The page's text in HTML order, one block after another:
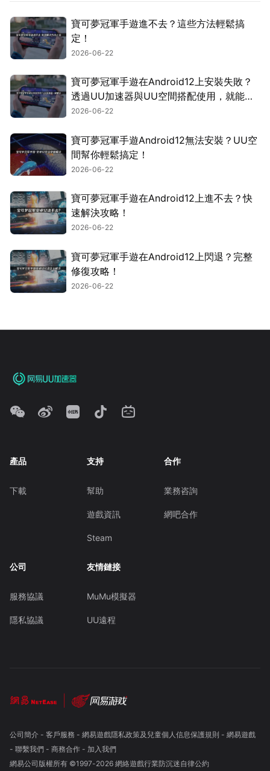
寶可夢冠軍手遊進不去？這些方法輕鬆搞
定！
2026-06-22
寶可夢冠軍手遊在Android12上安裝失敗？
透過UU加速器與UU空間搭配使用，就能輕
鬆搞定！
2026-06-22
寶可夢冠軍手遊Android12無法安裝？UU空
間幫你輕鬆搞定！
2026-06-22
寶可夢冠軍手遊在Android12上進不去？快
速解決攻略！
2026-06-22
寶可夢冠軍手遊在Android12上閃退？完整
修復攻略！
2026-06-22
產品
下載
支持
幫助
遊戲資訊
Steam
合作
業務咨詢
網吧合作
公司
服務協議
隱私協議
友情鏈接
MuMu模擬器
UU遠程
公司簡介- 客戶服務 - 網易遊戲隱私政策及兒童個人信息保護規則 - 網易遊戲
- 聯繫我們- 商務合作- 加入我們
網易公司版權所有 ©1997-2026 網絡遊戲行業防沉迷自律公約